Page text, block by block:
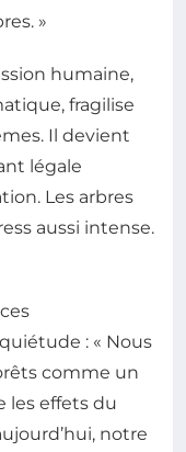
»
humaine,
fragilise
Il devient
légale
Les arbres
aussi intense.
: « Nous
comme un
les effets du
notre